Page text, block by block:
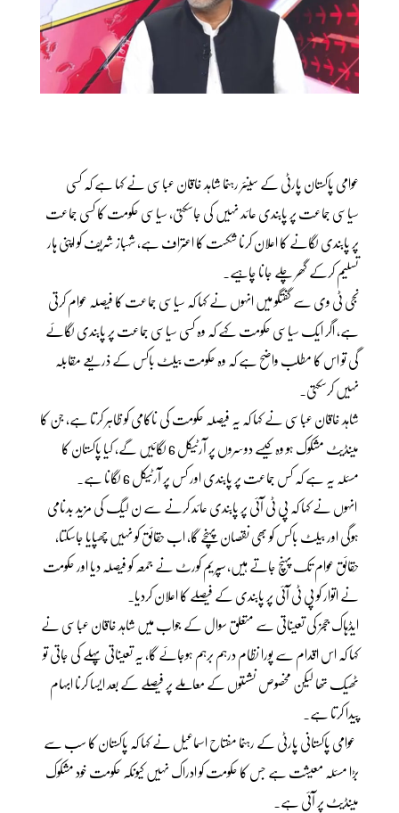
عوامی پاکستان پارٹی کے سینئر رہنما شاہد خاقان عباسی نے کہا ہے کہ کسی
سیاسی جماعت پر پابندی عائد نہیں کی جاسکتی، سیاسی حکومت کا کسی جماعت
پر پابندی لگانے کا اعلان کرنا شکست کا اعتراف ہے، شہباز شریف کو اپنی ہار
تسلیم کرکے گھر چلے جانا چاہیے۔
نجی ٹی وی سے گفتگو میں انہوں نے کہا کہ سیاسی جماعت کا فیصلہ عوام کرتی
ہے، اگر ایک سیاسی حکومت کہے کہ وہ کسی سیاسی جماعت پر پابندی لگائے
گی تو اس کا مطلب واضح ہے کہ وہ حکومت بیلٹ باکس کے ذریعے مقابلہ
نہیں کرسکتی۔
شاہد خاقان عباسی نے کہا کہ یہ فیصلہ حکومت کی ناکامی کو ظاہر کرتا ہے، جن کا
مینڈیٹ مشکوک ہو وہ کیسے دوسروں پر آرٹیکل 6 لگائیں گے، کیا پاکستان کا
مسئلہ یہ ہے کہ کس جماعت پر پابندی اور کس پر آرٹیکل 6 لگانا ہے۔
انہوں نے کہا کہ پی ٹی آئی پر پابندی عائد کرنے سے ن لیگ کی مزید بدنامی
ہوگی اور بیلٹ باکس کو بھی نقصان پہنچے گا، اب حقائق کو نہیں چھپایا جاسکتا،
حقائق عوام تک پہنچ جاتے ہیں، سپریم کورٹ نے جمعہ کو فیصلہ دیا اور حکومت
نے اتوار کو پی ٹی آئی پر پابندی کے فیصلے کا اعلان کردیا۔
ایڈہاک ججز کی تعیناتی سے متعلق سوال کے جواب میں شاہد خاقان عباسی نے
کہا کہ اس اقدام سے پورا نظام درہم برہم ہوجائے گا، یہ تعیناتی پہلے کی جاتی تو
ٹھیک تھا لیکن مخصوص نشستوں کے معاملے پر فیصلے کے بعد ایسا کرنا ابہام
پیدا کرتا ہے۔
عوامی پاکستانی پارٹی کے رہنما مفتاح اسماعیل نے کہا کہ پاکستان کا سب سے
بڑا مسئلہ معیشت ہے جس کا حکومت کو ادراک نہیں کیونکہ حکومت خود مشکوک
مینڈیٹ پر آئی ہے۔